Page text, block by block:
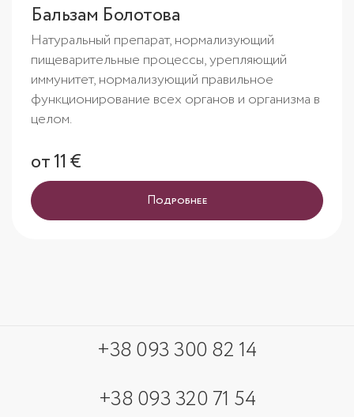
Бальзам Болотова
Натуральный препарат, нормализующий
пищеварительные процессы, урепляющий
иммунитет, нормализующий правильное
функционирование всех органов и организма в
целом.
от 11 €
Подробнее
+38 093 300 82 14
+38 093 320 71 54